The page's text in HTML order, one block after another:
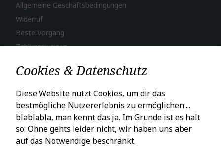
Allgemeine Geschäftsbedingungen
Widerruf
Bestellvorgang
Zahlungsweisen
LADENÖFFNUNGSZEITEN
Mo – Fr: 10 – 18 Uhr
Sa: 10 – 16 Uhr
Cookies & Datenschutz
Diese Website nutzt Cookies, um dir das
bestmögliche Nutzererlebnis zu ermöglichen ...
blablabla, man kennt das ja. Im Grunde ist es halt
so: Ohne gehts leider nicht, wir haben uns aber
auf das Notwendige beschränkt.